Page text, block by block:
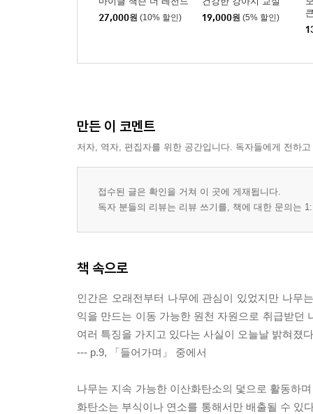
27,000원 (10% 할인) 19,000원 (5% 할인)
만든 이 코멘트
저자, 역자, 편집자를 위한 공간입니다. 독자들에게 전하
접수된 글은 확인을 거쳐 이 곳에 게재됩니다.
독자 분들의 리뷰는 리뷰 쓰기를, 책에 대한 문의는
책 속으로
인간은 오래전부터 나무에 관심이 있었지만 나무
익을 만드는 이동 가능한 원천 자원으로 취급받던
여러 특징을 가지고 있다는 사실이 오늘날 밝혀졌
--- p.9, 「들어가며」 중에서
나무는 지속 가능한 이산화탄소의 덫으로 활동하
화탄소는 부식이나 연소를 통해서만 배출될 수 있